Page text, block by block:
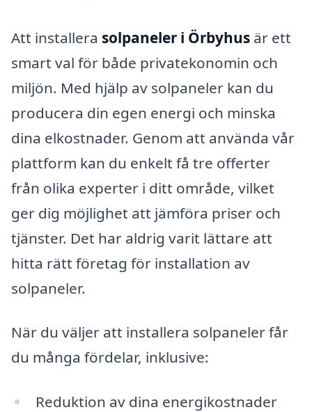
Att installera solpaneler i Örbyhus är ett
smart val för både privatekonomin och
miljön. Med hjälp av solpaneler kan du
producera din egen energi och minska
dina elkostnader. Genom att använda vår
plattform kan du enkelt få tre offerter
från olika experter i ditt område, vilket
ger dig möjlighet att jämföra priser och
tjänster. Det har aldrig varit lättare att
hitta rätt företag för installation av
solpaneler.
När du väljer att installera solpaneler får
du många fördelar, inklusive:
Reduktion av dina energikostnader